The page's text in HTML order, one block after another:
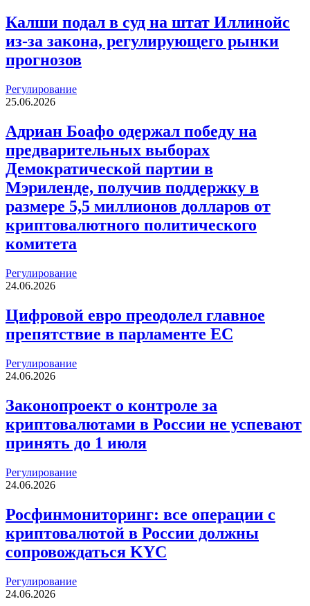
Калши подал в суд на штат Иллинойс
из-за закона, регулирующего рынки
прогнозов
Регулирование
25.06.2026
Адриан Боафо одержал победу на
предварительных выборах
Демократической партии в
Мэриленде, получив поддержку в
размере 5,5 миллионов долларов от
криптовалютного политического
комитета
Регулирование
24.06.2026
Цифровой евро преодолел главное
препятствие в парламенте ЕС
Регулирование
24.06.2026
Законопроект о контроле за
криптовалютами в России не успевают
принять до 1 июля
Регулирование
24.06.2026
Росфинмониторинг: все операции с
криптовалютой в России должны
сопровождаться KYC
Регулирование
24.06.2026